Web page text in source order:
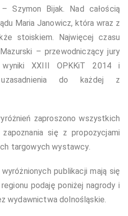
Szymon Bijak. Nad całością
Maria Janowicz, która wraz z
stoiskiem. Najwięcej czasu
– przewodniczący jury
wyniki XXIII OPKKiT 2014 i
do każdej z
zaproszono wszystkich
się z propozycjami
targowych wystawcy.
publikacji mają się
podaję poniżej nagrody i
wydawnictwa dolnośląskie.